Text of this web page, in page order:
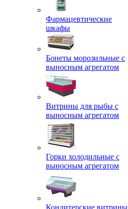
Фармацевтические
шкафы
Бонеты морозильные с
выносным агрегатом
Витрины для рыбы с
выносным агрегатом
Горки холодильные с
выносным агрегатом
Кондитерские витрины